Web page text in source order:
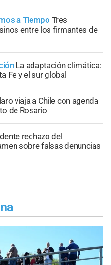
a Tiempo Tres
entre los firmantes de
La adaptación climática:
Fe y el sur global
viaja a Chile con agenda
de Rosario
rechazo del
sobre falsas denuncias